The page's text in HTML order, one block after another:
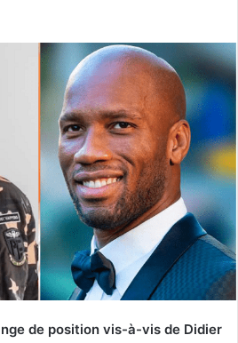
de position vis-à-vis de Didier